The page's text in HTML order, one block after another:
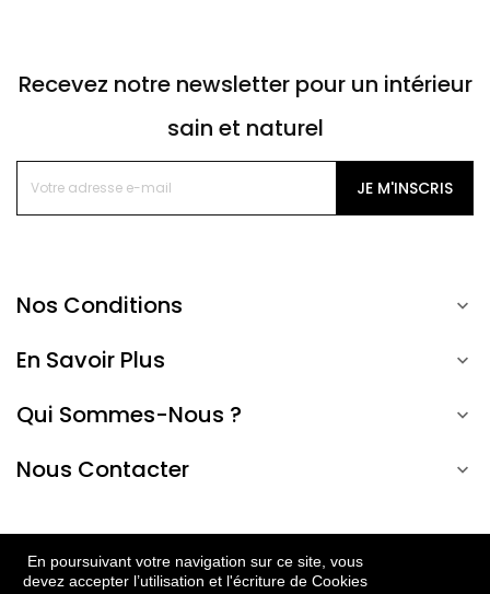
Recevez notre newsletter pour un intérieur
sain et naturel
JE M'INSCRIS
Nos Conditions 
En Savoir Plus 
Qui Sommes-Nous ? 
Nous Contacter 
En poursuivant votre navigation sur ce site, vous
devez accepter l’utilisation et l'écriture de Cookies
FR